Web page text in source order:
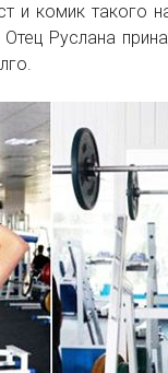
и комик такого
Руслана